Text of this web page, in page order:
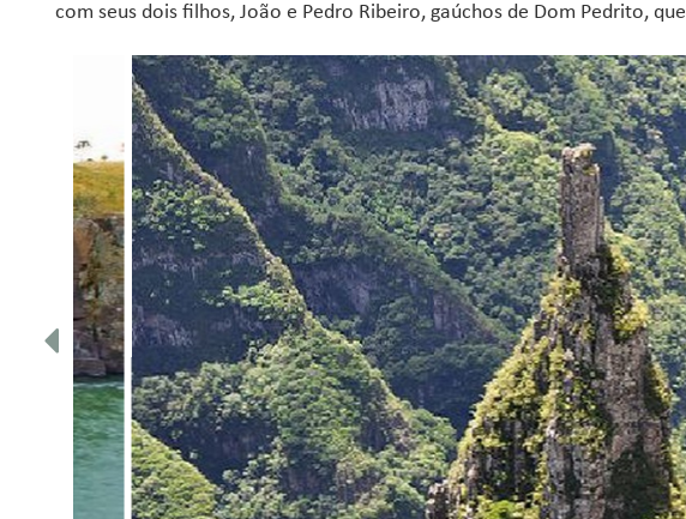
com seus dois filhos, João e Pedro Ribeiro, gaúchos de Dom Pedrito,